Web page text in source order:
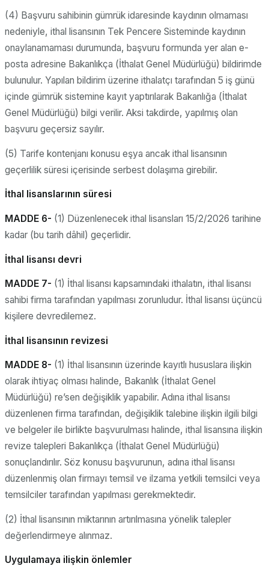
(4) Başvuru sahibinin gümrük idaresinde kaydının olmaması
nedeniyle, ithal lisansının Tek Pencere Sisteminde kaydının
onaylanamaması durumunda, başvuru formunda yer alan e-
posta adresine Bakanlıkça (İthalat Genel Müdürlüğü) bildirimde
bulunulur. Yapılan bildirim üzerine ithalatçı tarafından 5 iş günü
içinde gümrük sistemine kayıt yaptırılarak Bakanlığa (İthalat
Genel Müdürlüğü) bilgi verilir. Aksi takdirde, yapılmış olan
başvuru geçersiz sayılır.
(5) Tarife kontenjanı konusu eşya ancak ithal lisansının
geçerlilik süresi içerisinde serbest dolaşıma girebilir.
İthal lisanslarının süresi
MADDE 6- (1) Düzenlenecek ithal lisansları 15/2/2026 tarihine
kadar (bu tarih dâhil) geçerlidir.
İthal lisansı devri
MADDE 7- (1) İthal lisansı kapsamındaki ithalatın, ithal lisansı
sahibi firma tarafından yapılması zorunludur. İthal lisansı üçüncü
kişilere devredilemez.
İthal lisansının revizesi
MADDE 8- (1) İthal lisansının üzerinde kayıtlı hususlara ilişkin
olarak ihtiyaç olması halinde, Bakanlık (İthalat Genel
Müdürlüğü) re’sen değişiklik yapabilir. Adına ithal lisansı
düzenlenen firma tarafından, değişiklik talebine ilişkin ilgili bilgi
ve belgeler ile birlikte başvurulması halinde, ithal lisansına ilişkin
revize talepleri Bakanlıkça (İthalat Genel Müdürlüğü)
sonuçlandırılır. Söz konusu başvurunun, adına ithal lisansı
düzenlenmiş olan firmayı temsil ve ilzama yetkili temsilci veya
temsilciler tarafından yapılması gerekmektedir.
(2) İthal lisansının miktarının artırılmasına yönelik talepler
değerlendirmeye alınmaz.
Uygulamaya ilişkin önlemler